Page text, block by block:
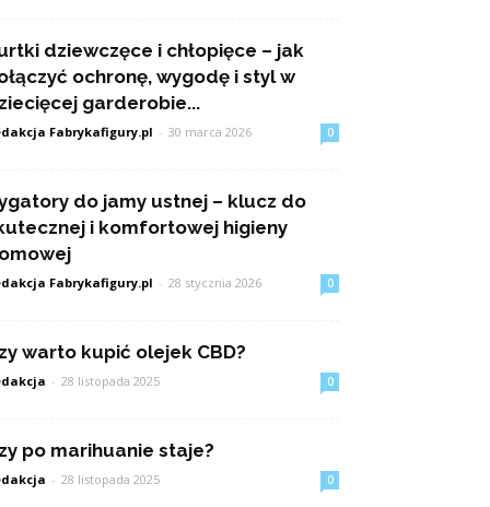
dziewczęce i chłopięce – jak
ochronę, wygodę i styl w
garderobie...
Fabrykafigury.pl - 30 marca 2026 0
do jamy ustnej – klucz do
i komfortowej higieny
Fabrykafigury.pl - 28 stycznia 2026 0
warto kupić olejek CBD?
- 28 listopada 2025 0
po marihuanie staje?
- 28 listopada 2025 0